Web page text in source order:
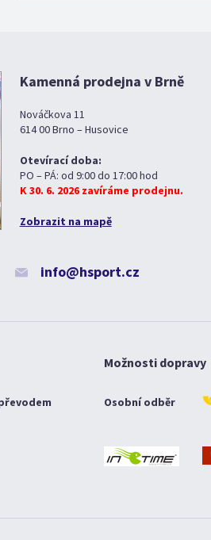
Kamenná prodejna v Brně
Nováčkova 11
614 00 Brno – Husovice
Otevírací doba:
PO – PÁ: od 9:00 do 17:00 hod
K 30. 6. 2026 zavíráme prodejnu.
Zobrazit na mapě
info@hsport.cz
Možnosti dopravy
Osobní odběr